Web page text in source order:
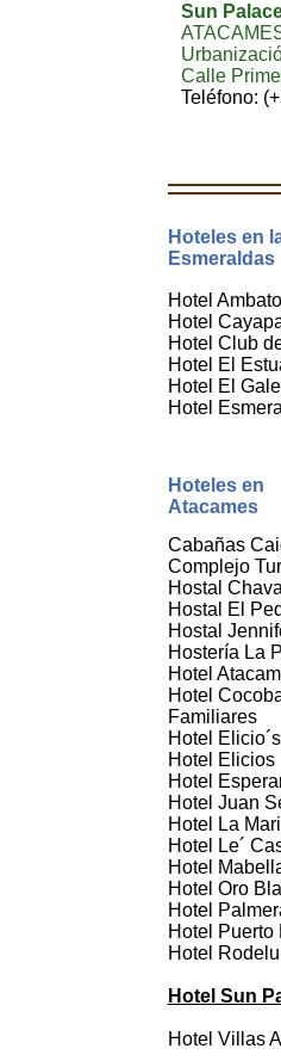
Hoteles en
Esmeraldas
Hotel Ambato
Hotel
Hotel Club
Hotel El
Hotel El
Hotel
Cabañas
Complejo
Hostal
Hostal El
Hostal
Hostería La
Hotel
Hotel
Familiares
Hotel Elicio´s
Hotel Elicios
Hotel
Hotel Juan
Hotel La
Hotel Le´
Hotel
Hotel Oro
Hotel
Hotel Puerto
Hotel
Hotel Sun
Hotel Villas
Hoteles en
Atacames
Sun
Calle
Teléfono:
09 -